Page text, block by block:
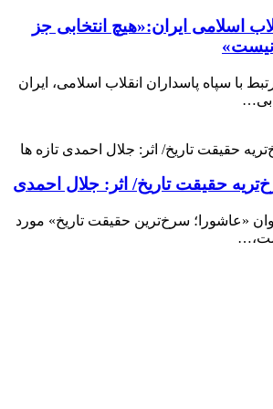
اسلامی ایران:«هیچ انتخابی جز
با سپاه پاسداران انقلاب اسلامی، ایران
تازه ها
حقیقت تاریخ/ اثر: جلال احمدی
«عاشورا؛ سرخ‌ترین حقیقت تاریخ» مورد